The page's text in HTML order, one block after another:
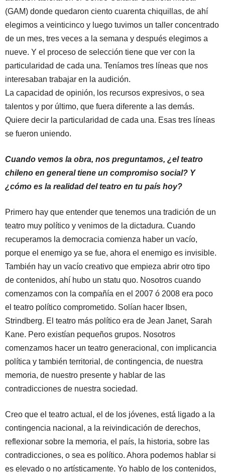
(GAM) donde quedaron ciento cuarenta chiquillas, de ahí
elegimos a veinticinco y luego tuvimos un taller concentrado
de un mes, tres veces a la semana y después elegimos a
nueve. Y el proceso de selección tiene que ver con la
particularidad de cada una. Teníamos tres líneas que nos
interesaban trabajar en la audición.
La capacidad de opinión, los recursos expresivos, o sea
talentos y por último, que fuera diferente a las demás.
Quiere decir la particularidad de cada una. Esas tres líneas
se fueron uniendo.
Cuando vemos la obra, nos preguntamos, ¿el teatro
chileno en general tiene un compromiso social? Y
¿cómo es la realidad del teatro en tu país hoy?
Primero hay que entender que tenemos una tradición de un
teatro muy político y venimos de la dictadura. Cuando
recuperamos la democracia comienza haber un vacío,
porque el enemigo ya se fue, ahora el enemigo es invisible.
También hay un vacío creativo que empieza abrir otro tipo
de contenidos, ahí hubo un statu quo. Nosotros cuando
comenzamos con la compañía en el 2007 ó 2008 era poco
el teatro político comprometido. Solían hacer Ibsen,
Strindberg. El teatro más político era de Jean Janet, Sarah
Kane. Pero existían pequeños grupos. Nosotros
comenzamos hacer un teatro generacional, con implicancia
política y también territorial, de contingencia, de nuestra
memoria, de nuestro presente y hablar de las
contradicciones de nuestra sociedad.
Creo que el teatro actual, el de los jóvenes, está ligado a la
contingencia nacional, a la reivindicación de derechos,
reflexionar sobre la memoria, el país, la historia, sobre las
contradicciones, o sea es político. Ahora podemos hablar si
es elevado o no artísticamente. Yo hablo de los contenidos,